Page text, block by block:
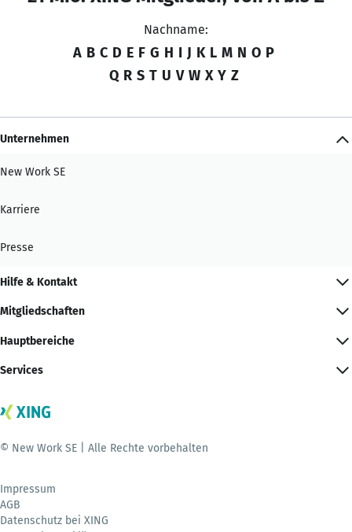
Nachname:
A B C D E F G H I J K L M N O P
Q R S T U V W X Y Z
Unternehmen
New Work SE
Karriere
Presse
Hilfe & Kontakt
Mitgliedschaften
Hauptbereiche
Services
© New Work SE | Alle Rechte vorbehalten
Impressum
AGB
Datenschutz bei XING